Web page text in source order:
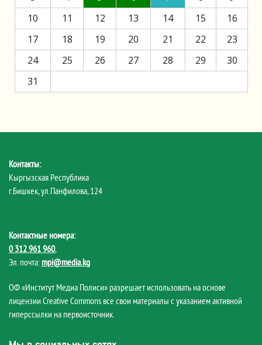
10
11 12 13 14 15
16
17
18 19 20 21 22
23
24
25 26 27 28 29
30
31
Контакты:
Кыргызская Республика
г.Бишкек, ул.Панфилова, 124
Контактные номера:
0 312 961 960,
Эл. почта: mpi@media.kg
ОФ «Институт Медиа Полиси» разрешает использовать на основе
лицензии Creative Commons все свои материалы с указанием активной
гиперссылки на первоисточник.